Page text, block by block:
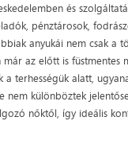
és
pénztárosok,
anyukái nem csak a
az előtt is füstmentes
terhességük alatt,
nem különböztek
nőktől, így ideális